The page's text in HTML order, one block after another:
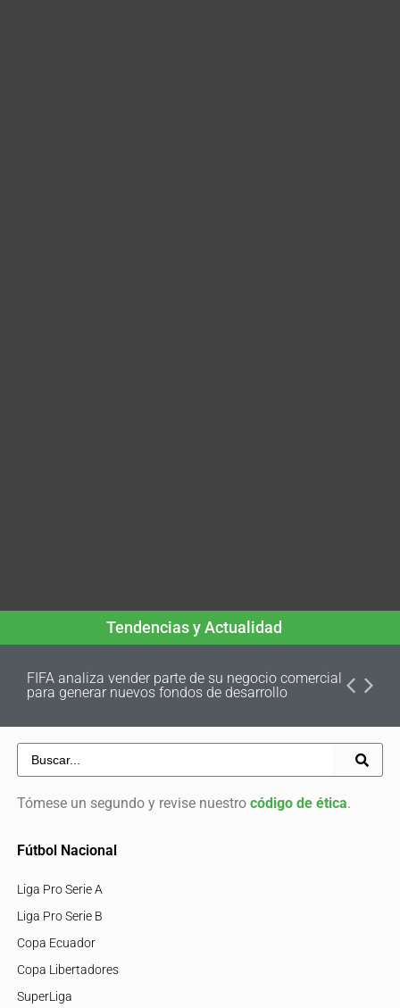
Tendencias y Actualidad
FIFA analiza vender parte de su negocio comercial
para generar nuevos fondos de desarrollo
Tómese un segundo y revise nuestro código de ética.
Fútbol Nacional
Liga Pro Serie A
Liga Pro Serie B
Copa Ecuador
Copa Libertadores
SuperLiga